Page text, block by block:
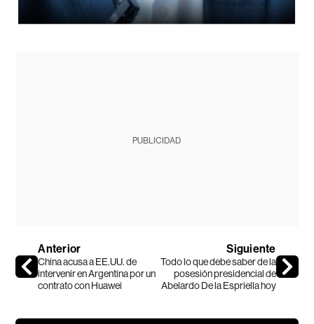
PUBLICIDAD
Anterior
China acusa a EE.UU. de
intervenir en Argentina por un
contrato con Huawei
Siguiente
Todo lo que debe saber de la
posesión presidencial de
Abelardo De la Espriella hoy